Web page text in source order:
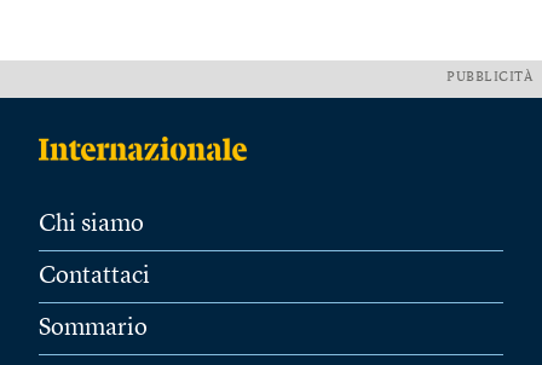
PUBBLICITÀ
Chi siamo
Contattaci
Sommario